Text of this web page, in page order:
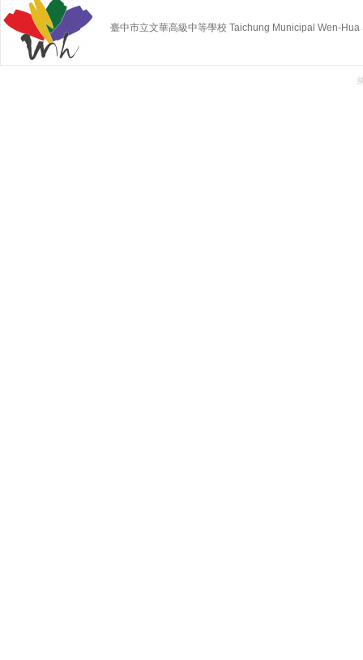
臺中市立文華高級中等學校 Taichung Municipal Wen-